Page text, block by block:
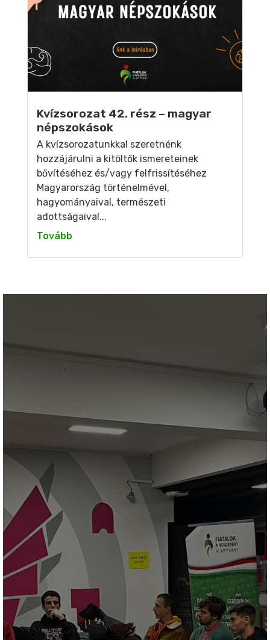
Kvízsorozat 42. rész – magyar
népszokások
A kvízsorozatunkkal szeretnénk
hozzájárulni a kitöltők ismereteinek
bővítéséhez és/vagy felfrissítéséhez
Magyarország történelmével,
hagyományaival, természeti
adottságaival...
Tovább